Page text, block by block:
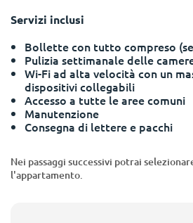
Servizi inclusi
Bollette con tutto compreso
Pulizia settimanale delle
Wi-Fi ad alta velocità con un
dispositivi collegabili
Accesso a tutte le aree comuni
Manutenzione
Consegna di lettere e pacchi
Nei passaggi successivi potrai
l'appartamento.